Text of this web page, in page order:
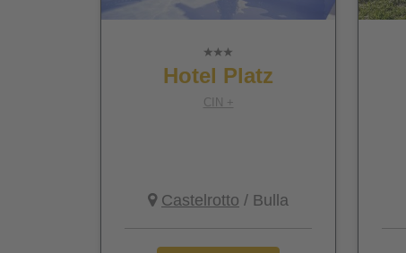
Hotel Platz
CIN +
Castelrotto / Bulla